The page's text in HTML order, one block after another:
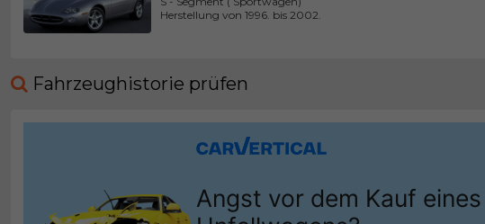
Herstellung von 1996. bis 2002.
Fahrzeughistorie prüfen